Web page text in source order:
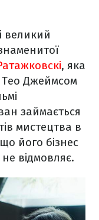
великий
, яка
Тео Джеймсом
займається
мистецтва в
його бізнес
не відмовляє.